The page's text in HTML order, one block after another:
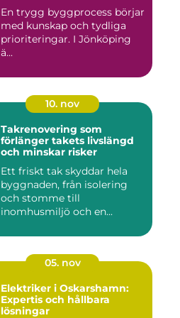
En trygg byggprocess börjar
med kunskap och tydliga
prioriteringar. I Jönköping
ä...
10. nov
Takrenovering som
förlänger takets livslängd
och minskar risker
Ett friskt tak skyddar hela
byggnaden, från isolering
och stomme till
inomhusmiljö och en...
05. nov
Elektriker i Oskarshamn:
Expertis och hållbara
lösningar